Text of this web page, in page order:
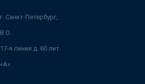
г. Санкт-Петербург,
В.О.
17-я линия д. 60 лит.
«А»